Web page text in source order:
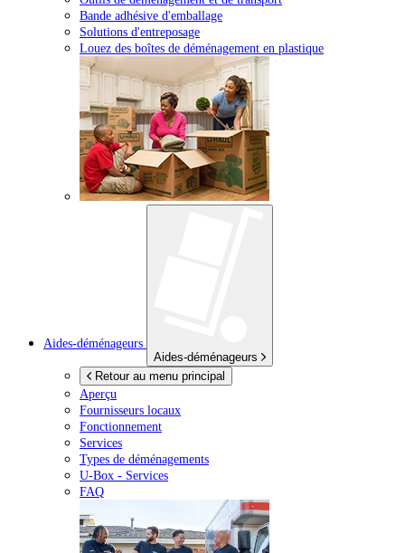
Bande adhésive d'emballage
Solutions d'entreposage
Louez des boîtes de déménagement en plastique
Aides-déménageurs
Aides-déménageurs
Retour au menu principal
Aperçu
Fournisseurs locaux
Fonctionnement
Services
Types de déménagements
U-Box - Services
FAQ